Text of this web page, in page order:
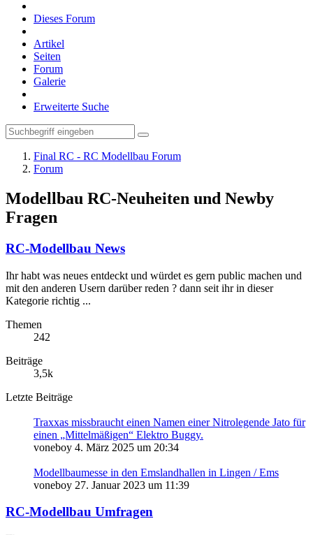
Dieses Forum
Artikel
Seiten
Forum
Galerie
Erweiterte Suche
Final RC - RC Modellbau Forum
Forum
Modellbau RC-Neuheiten und Newby
Fragen
RC-Modellbau News
Ihr habt was neues entdeckt und würdet es gern public machen und
mit den anderen Usern darüber reden ? dann seit ihr in dieser
Kategorie richtig ...
Themen
242
Beiträge
3,5k
Letzte Beiträge
Traxxas missbraucht einen Namen einer Nitrolegende Jato für
einen „Mittelmäßigen“ Elektro Buggy.
voneboy 4. März 2025 um 20:34
Modellbaumesse in den Emslandhallen in Lingen / Ems
voneboy 27. Januar 2023 um 11:39
RC-Modellbau Umfragen